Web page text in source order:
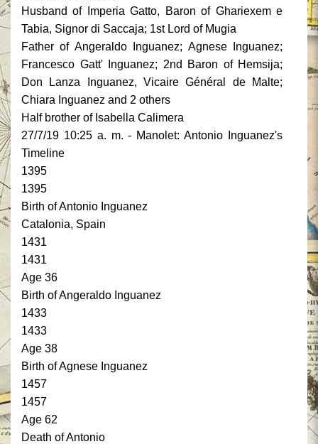
Husband of Imperia Gatto, Baron of Ghariexem e
Tabia, Signor di Saccaja; 1st Lord of Mugia
Father of Angeraldo Inguanez; Agnese Inguanez;
Francesco Gatt' Inguanez; 2nd Baron of Hemsija;
Don Lanza Inguanez, Vicaire Général de Malte;
Chiara Inguanez and 2 others
Half brother of Isabella Calimera
27/7/19 10:25 a. m. - Manolet: Antonio Inguanez's
Timeline
1395
1395
Birth of Antonio Inguanez
Catalonia, Spain
1431
1431
Age 36
Birth of Angeraldo Inguanez
1433
1433
Age 38
Birth of Agnese Inguanez
1457
1457
Age 62
Death of Antonio